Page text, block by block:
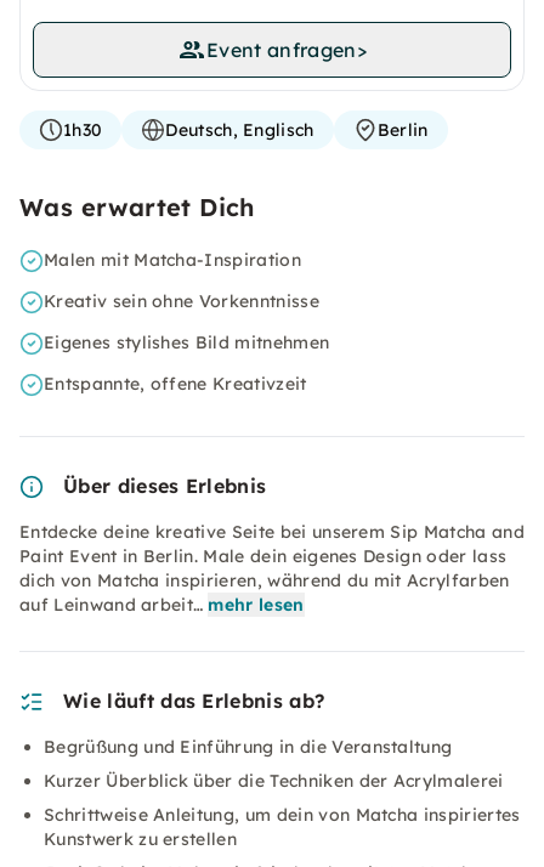
Event anfragen>
1h30 Deutsch, Englisch Berlin
Was erwartet Dich
Malen mit Matcha-Inspiration
Kreativ sein ohne Vorkenntnisse
Eigenes stylishes Bild mitnehmen
Entspannte, offene Kreativzeit
Über dieses Erlebnis
Entdecke deine kreative Seite bei unserem Sip Matcha and
Paint Event in Berlin. Male dein eigenes Design oder lass
dich von Matcha inspirieren, während du mit Acrylfarben
auf Leinwand arbeit… mehr lesen
Wie läuft das Erlebnis ab?
Begrüßung und Einführung in die Veranstaltung
Kurzer Überblick über die Techniken der Acrylmalerei
Schrittweise Anleitung, um dein von Matcha inspiriertes
Kunstwerk zu erstellen